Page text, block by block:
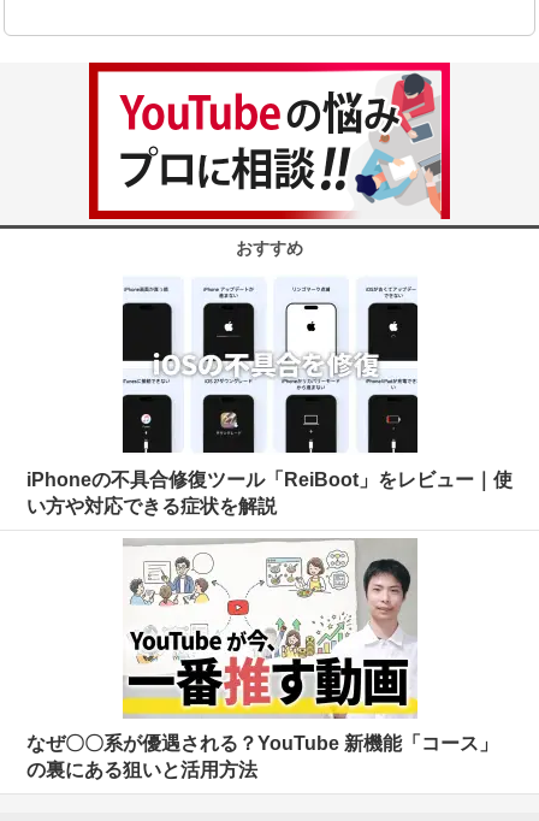
おすすめ
iPhoneの不具合修復ツール「ReiBoot」をレビュー｜使
い方や対応できる症状を解説
なぜ〇〇系が優遇される？YouTube 新機能「コース」
の裏にある狙いと活用方法